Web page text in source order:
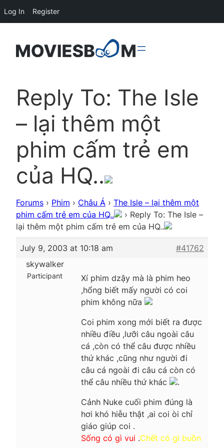
Reply To: The Isle
– lại thêm một
phim cấm trẻ em
của HQ..
Forums › Phim › Châu Á › The Isle – lại thêm một
phim cấm trẻ em của HQ..
› Reply To: The Isle –
lại thêm một phim cấm trẻ em của HQ..
July 9, 2003 at 10:18 am
#41762
skywalker
Participant
Xí phim dzậy mà là phim heo
,hổng biết mấy người có coi
phim không nữa
Coi phim xong mới biết ra được
nhiều điều ,lưỡi câu ngoài câu
cá ,còn có thể câu được nhiều
thứ khác ,cũng như người đi
câu cá ngoài đi câu cá còn có
thể câu nhiều thứ khác
.
Cảnh Nuke cuối phim đúng là
hơi khó hiễu thật ,ai coi òi chỉ
giáo giúp coi .
Sống có gì vui .Chết có gì buồn
Log In Register